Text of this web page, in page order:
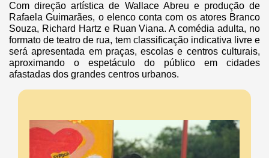
Com direção artística de Wallace Abreu e produção de
Rafaela Guimarães, o elenco conta com os atores Branco
Souza, Richard Hartz e Ruan Viana. A comédia adulta, no
formato de teatro de rua, tem classificação indicativa livre e
será apresentada em praças, escolas e centros culturais,
aproximando o espetáculo do público em cidades
afastadas dos grandes centros urbanos.